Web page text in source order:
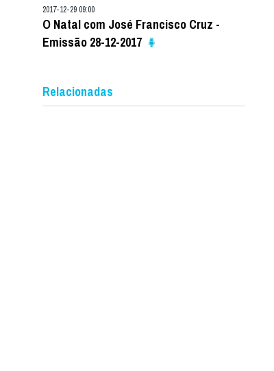
2017-12-29 09:00
O Natal com José Francisco Cruz -
Emissão 28-12-2017
Relacionadas